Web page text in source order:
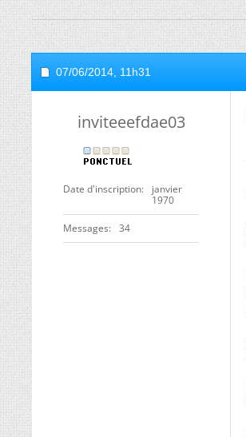
07/06/2014, 11h31
inviteeefdae03
Date d'inscription
janvier
1970
Messages 34